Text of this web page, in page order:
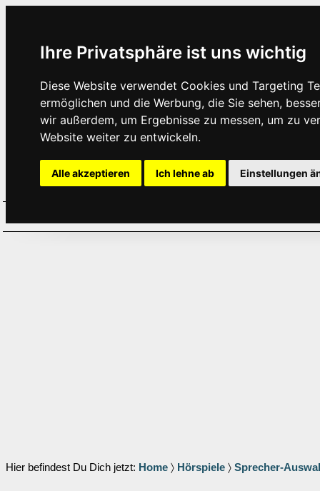
Ihre Privatsphäre ist uns wichtig
Diese Website verwendet Cookies und Targeting
ermöglichen und die Werbung, die Sie sehen,
wir außerdem, um Ergebnisse zu messen, um zu
Website weiter zu entwickeln.
Alle akzeptieren Ich lehne ab Einstellungen
Hier befindest Du Dich jetzt: Home 〉 Hörspiele 〉 Sprecher-